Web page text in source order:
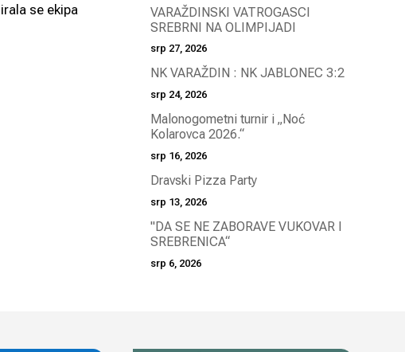
se ekipa
VARAŽDINSKI VATROGASCI
SREBRNI NA OLIMPIJADI
srp 27, 2026
NK VARAŽDIN : NK JABLONEC 3:2
srp 24, 2026
Malonogometni turnir i „Noć
Kolarovca 2026.“
srp 16, 2026
Dravski Pizza Party
srp 13, 2026
"DA SE NE ZABORAVE VUKOVAR I
SREBRENICA“
srp 6, 2026